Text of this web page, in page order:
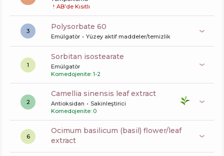
! AB'de Kısıtlı
3 polysorbate 60
Emülgatör Yüzey aktif maddeler/temizlik
1
sorbitan isostearate
Emülgatör
Komedojenite: 1-2
2
camellia sinensis leaf extract
Antioksidan
Sakinleştirici
Komedojenite: 0
6
ocimum basilicum (basil) flower/leaf
extract